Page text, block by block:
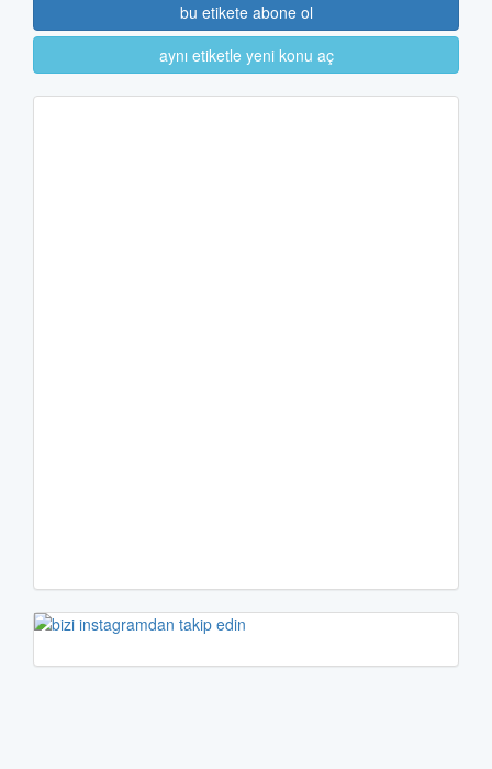
bu etikete abone ol
aynı etiketle yeni konu aç